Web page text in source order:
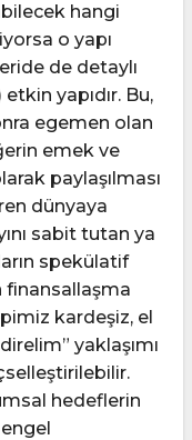
hangi
o yapı
de detaylı
yapıdır. Bu,
egemen olan
emek ve
paylaşılması
dünyaya
sabit tutan ya
spekülatif
finansallaşma
kardeşiz, el
yaklaşımı
hedeflerin